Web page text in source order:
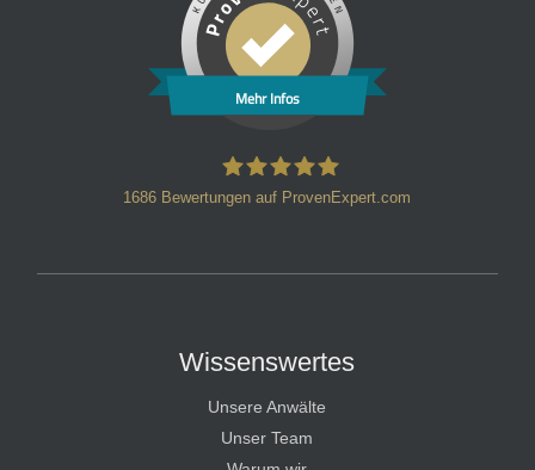
Mehr Infos
1686 Bewertungen auf ProvenExpert.com
Wissenswertes
Unsere Anwälte
Unser Team